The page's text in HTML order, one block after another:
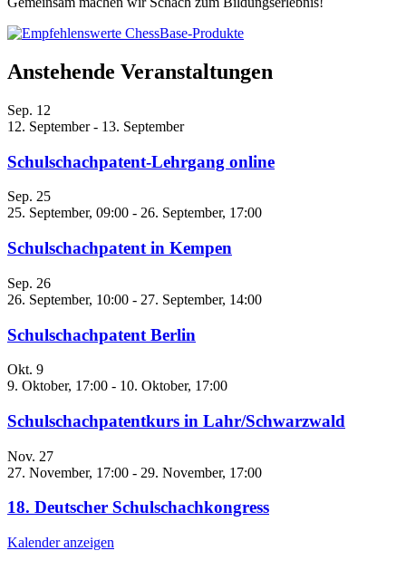
Anstehende Veranstaltungen
Sep. 12
12. September- 13. September
Schulschachpatent-Lehrgang online
Sep. 25
25. September, 09:00 - 26. September, 17:00
Schulschachpatent in Kempen
Sep. 26
26. September, 10:00 - 27. September, 14:00
Schulschachpatent Berlin
Okt. 9
9. Oktober, 17:00 - 10. Oktober, 17:00
Schulschachpatentkurs in Lahr/Schwarzwald
Nov. 27
27. November, 17:00 - 29. November, 17:00
18. Deutscher Schulschachkongress
Kalender anzeigen